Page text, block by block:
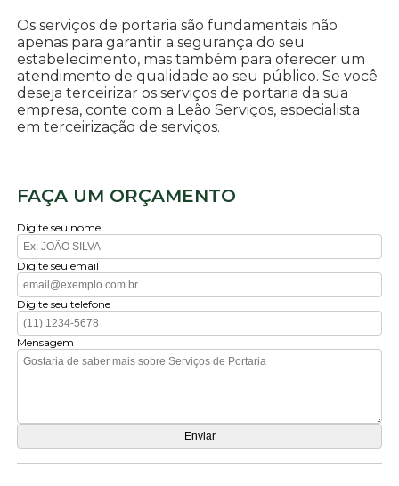
Os serviços de portaria são fundamentais não
apenas para garantir a segurança do seu
estabelecimento, mas também para oferecer um
atendimento de qualidade ao seu público. Se você
deseja terceirizar os serviços de portaria da sua
empresa, conte com a Leão Serviços, especialista
em terceirização de serviços.
FAÇA UM ORÇAMENTO
Digite seu nome
Digite seu email
Digite seu telefone
Mensagem